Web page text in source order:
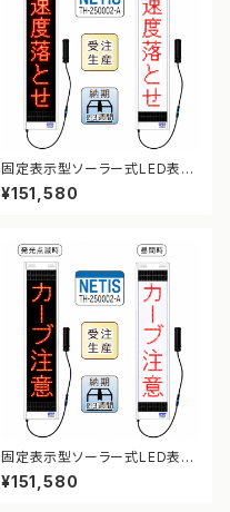
固定表示型ソーラー式LED表示
板 ドットサイン【速度落とせ】【N
ETIS登録】
¥151,580
固定表示型ソーラー式LED表示
板 ドットサイン【カーブ注意】【N
ETIS登録】
¥151,580